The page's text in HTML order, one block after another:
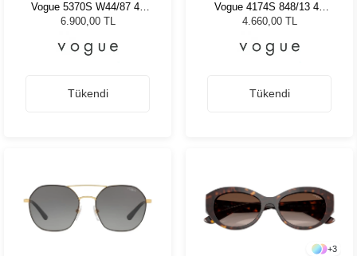
Vogue 5370S W44/87 48
Kadın Güneş Gözlüğü
6.900,00 TL
Tükendi
Vogue 4174S 848/13 47
Kadın Güneş Gözlüğü
4.660,00 TL
Tükendi
+3